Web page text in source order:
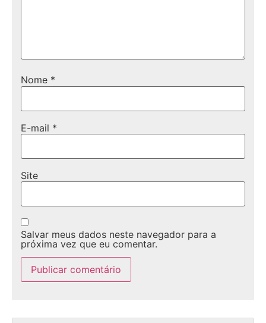
Nome *
E-mail *
Site
Salvar meus dados neste navegador para a
próxima vez que eu comentar.